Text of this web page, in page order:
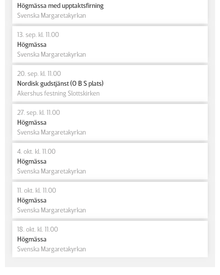
Högmässa med upptaktsfirning
Svenska Margaretakyrkan
13. sep. kl. 11.00
Högmässa
Svenska Margaretakyrkan
20. sep. kl. 11.00
Nordisk gudstjänst (O B S plats)
Akershus festning Slottskirken
27. sep. kl. 11.00
Högmässa
Svenska Margaretakyrkan
4. okt. kl. 11.00
Högmässa
Svenska Margaretakyrkan
11. okt. kl. 11.00
Högmässa
Svenska Margaretakyrkan
18. okt. kl. 11.00
Högmässa
Svenska Margaretakyrkan